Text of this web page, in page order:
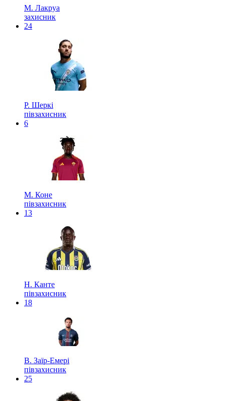
М. Лакруа
захисник
24
Р. Шеркі
півзахисник
6
М. Коне
півзахисник
13
Н. Канте
півзахисник
18
В. Заїр-Емері
півзахисник
25